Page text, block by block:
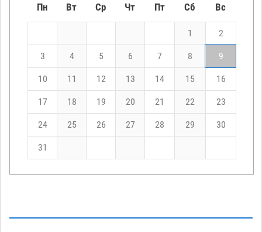
Пн Вт Ср Чт Пт Сб Вс
1 2
3 4 5 6 7 8 9
10 11 12 13 14 15 16
17 18 19 20 21 22 23
24 25 26 27 28 29 30
31